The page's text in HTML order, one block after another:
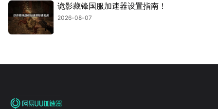
诡影藏锋国服加速器设置指南！
2026-08-07